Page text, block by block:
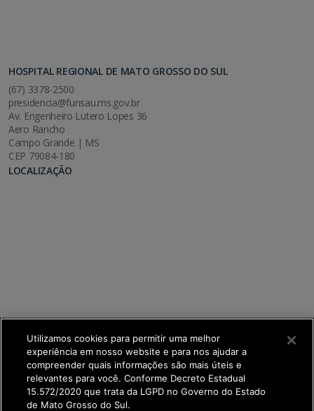
HOSPITAL REGIONAL DE MATO GROSSO DO SUL
(67) 3378-2500
presidencia@funsau.ms.gov.br
Av. Engenheiro Lutero Lopes 36
Aero Rancho
Campo Grande | MS
CEP 79084-180
LOCALIZAÇÃO
Utilizamos cookies para permitir uma melhor
experiência em nosso website e para nos ajudar a
compreender quais informações são mais úteis e
relevantes para você. Conforme Decreto Estadual
15.572/2020 que trata da LGPD no Governo do Estado
de Mato Grosso do Sul.